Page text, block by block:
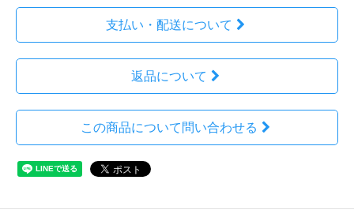
支払い・配送について
返品について
この商品について問い合わせる